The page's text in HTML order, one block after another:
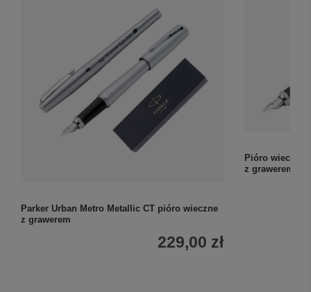
Parker Urban Metro Metallic CT pióro wieczne
z grawerem
229,00 zł
Pióro wieczne
z grawerem w